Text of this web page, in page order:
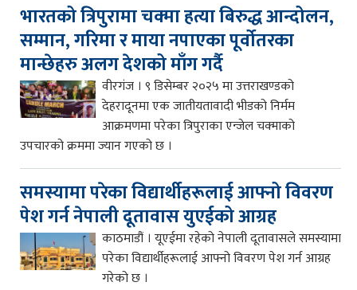
भारतको त्रिपुरामा चक्मा हत्या बिरुद्ध आन्दोलन,
सम्मान, गरिमा र माया नपाएका पूर्वोतरका
मान्छेहरु अलग देशको माँग गर्दै
वीरगंज । ९ डिसेम्बर २०२५ मा उत्तराखण्डको
देहरादूनमा एक जातीयतावादी भीडको निर्मम
आक्रमणमा परेका त्रिपुराका एन्जेल चक्माको
उपचारको क्रममा ज्यान गएको छ ।
समस्यामा परेका विद्यार्थीहरूलाई आफ्नो विवरण
पेश गर्न नेपाली दूतावास युएईको आग्रह
काठमाडौं । यूएईमा रहेको नेपाली दूतावासले समस्यामा
परेका विद्यार्थीहरूलाई आफ्नो विवरण पेश गर्न आग्रह
गरेको छ ।